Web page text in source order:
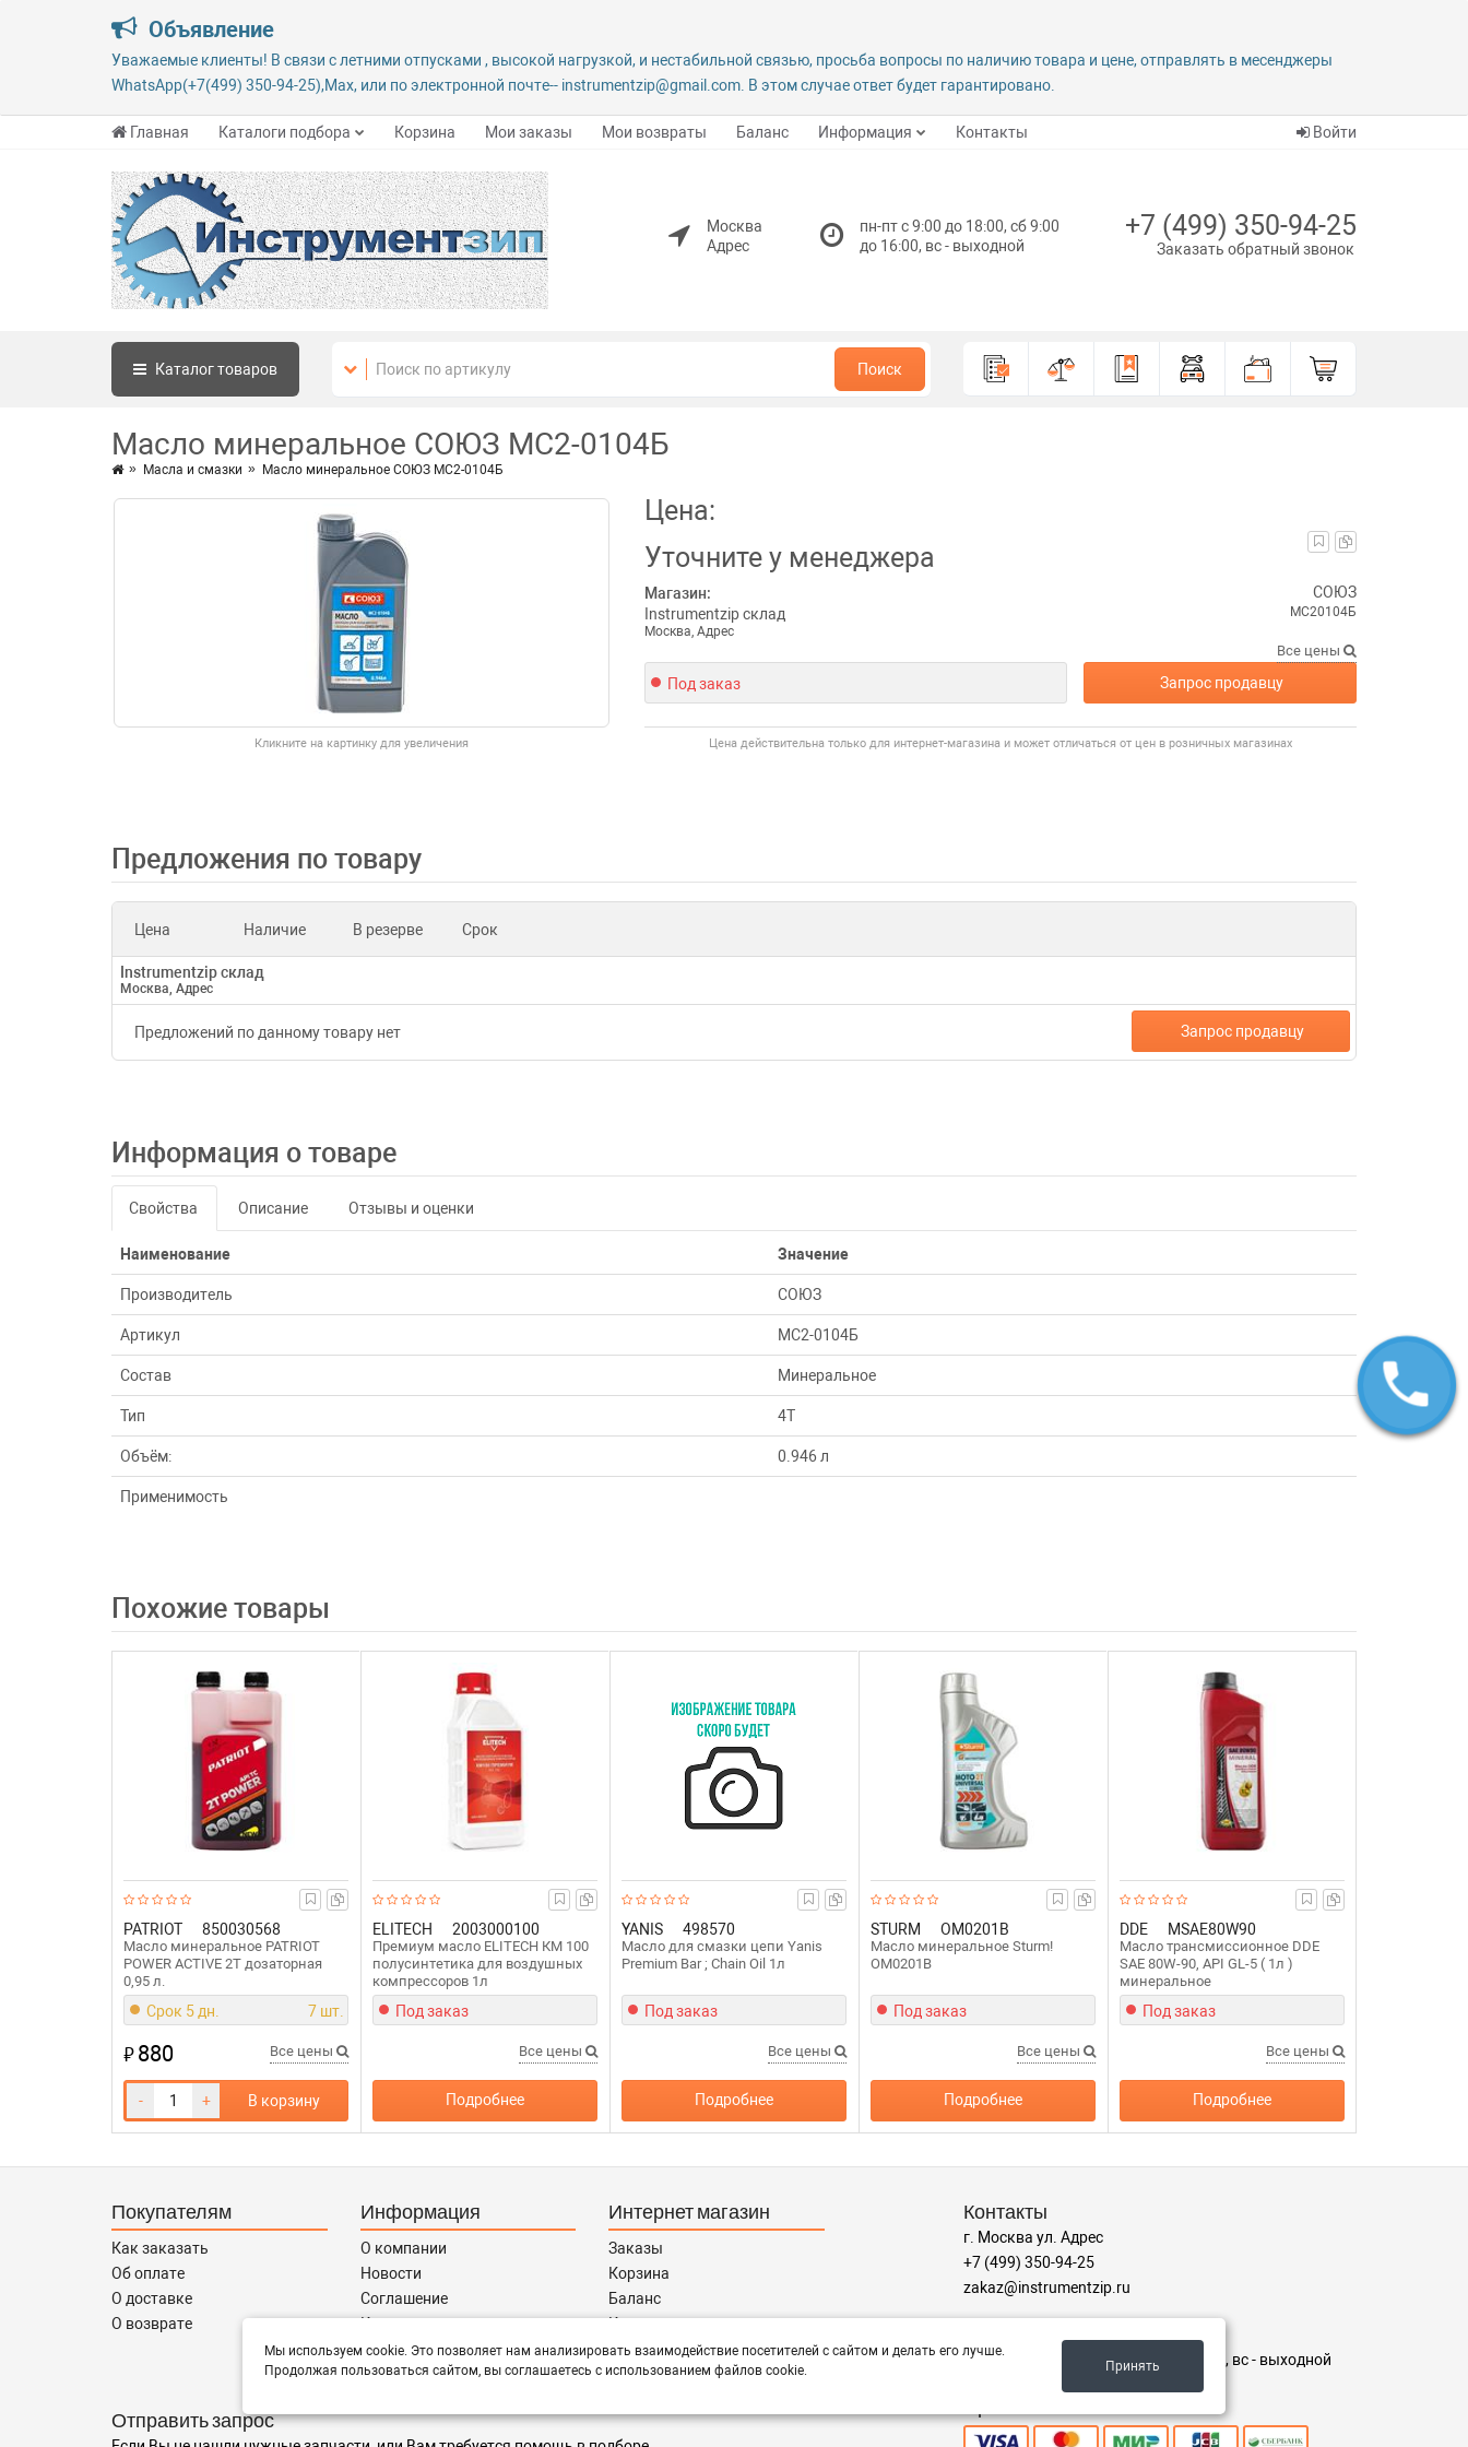
Объявление
Уважаемые клиенты! В связи с летними отпусками , высокой нагрузкой, и нестабильной связью, просьба вопросы по наличию товара и цене, отправлять в месенджеры
WhatsApp(+7(499) 350-94-25),Max, или по электронной почте-- instrumentzip@gmail.com. В этом случае ответ будет гарантировано.
Главная Каталоги подбора Корзина Мои заказы Мои возвраты Баланс Информация Контакты Войти
Москва
Адрес
пн-пт с 9:00 до 18:00, сб 9:00
до 16:00, вс - выходной
+7 (499) 350-94-25
Заказать обратный звонок
Каталогтоваров Поиск
Масло минеральное СОЮЗ МС2-0104Б
Масла и смазки Масло минеральное СОЮЗ МС2-0104Б
Кликните на картинку для увеличения
Цена:
Уточнитеу менеджера
Магазин:
Instrumentzip склад
Москва, Адрес
СОЮЗ
МС20104Б
Все цены
Под заказ Запрос продавцу
Цена действительна только для интернет-магазина и может отличаться от цен в розничных магазинах
Предложения по товару
Цена Наличие В резерве Срок
Instrumentzip склад
Москва, Адрес
Предложений по данному товару нет Запрос продавцу
Информация о товаре
Свойства Описание Отзывы и оценки
Наименование Значение
Производитель СОЮЗ
Артикул МС2-0104Б
Состав Минеральное
Тип 4T
Объём: 0.946 л
Применимость
Похожие товары
PATRIOT 850030568
Масло минеральное PATRIOT
POWER ACTIVE 2T дозаторная
0,95 л.
Срок 5 дн. 7 шт.
₽880 Все цены
- + В корзину
ELITECH 2003000100
Премиум масло ELITECH КМ 100
полусинтетика для воздушных
компрессоров 1л
Под заказ
Все цены
Подробнее
YANIS 498570
Масло для смазки цепи Yanis
Premium Bar ; Chain Oil 1л
Под заказ
Все цены
Подробнее
STURM OM0201B
Масло минеральное Sturm!
OM0201B
Под заказ
Все цены
Подробнее
DDE MSAE80W90
Масло трансмиссионное DDE
SAE 80W-90, API GL-5 ( 1л )
минеральное
Под заказ
Все цены
Подробнее
Покупателям
Как заказать
Об оплате
О доставке
О возврате
Информация
О компании
Новости
Соглашение
Контакты
Сотрудничество
Интернет магазин
Заказы
Корзина
Баланс
Каталог товаров
Каталог брендов
Запчасти по Маркам
Отправить запрос
Контакты
г. Москва ул. Адрес
+7 (499) 350-94-25
zakaz@instrumentzip.ru
пн-пт с 9:00 до 18:00, сб 9:00 до 16:00, вс - выходной
Мы используем cookie. Это позволяет нам анализировать взаимодействие посетителей с сайтом и делать его лучше.
Продолжая пользоваться сайтом, вы соглашаетесь с использованием файлов cookie.
Принять